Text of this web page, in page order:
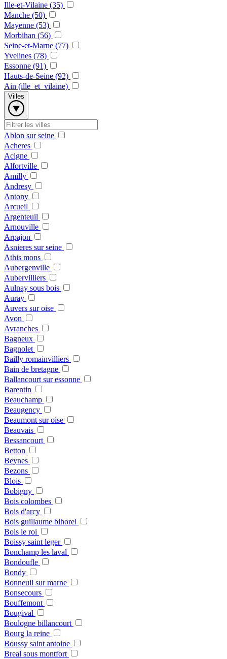
Ille-et-Vilaine (35)
Manche (50)
Mayenne (53)
Morbihan (56)
Seine-et-Marne (77)
Yvelines (78)
Essonne (91)
Hauts-de-Seine (92)
Ain (ille_et_vilaine)
Villes
Ablon sur seine
Acheres
Acigne
Alfortville
Amilly
Andresy
Antony
Arcueil
Argenteuil
Arnouville
Arpajon
Asnieres sur seine
Athis mons
Aubergenville
Aubervilliers
Aulnay sous bois
Auray
Auvers sur oise
Avon
Avranches
Bagneux
Bagnolet
Bailly romainvilliers
Bain de bretagne
Ballancourt sur essonne
Barentin
Beauchamp
Beaugency
Beaumont sur oise
Beauvais
Bessancourt
Betton
Beynes
Bezons
Blois
Bobigny
Bois colombes
Bois d'arcy
Bois guillaume bihorel
Bois le roi
Boissy saint leger
Bonchamp les laval
Bondoufle
Bondy
Bonneuil sur marne
Bonsecours
Bouffemont
Bougival
Boulogne billancourt
Bourg la reine
Boussy saint antoine
Breal sous montfort